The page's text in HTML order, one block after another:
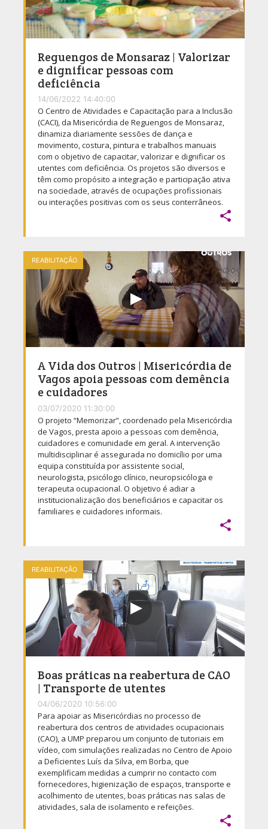
Reguengos de Monsaraz | Valorizar
e dignificar pessoas com
deficiência
14/06/2022 14:40:00
O Centro de Atividades e Capacitação para a Inclusão
(CACI), da Misericórdia de Reguengos de Monsaraz,
dinamiza diariamente sessões de dança e
movimento, costura, pintura e trabalhos manuais
com o objetivo de capacitar, valorizar e dignificar os
utentes com deficiência. Os projetos são diversos e
têm como propósito a integração e participação ativa
na sociedade, através de ocupações profissionais
ou interações positivas com os seus conterrâneos.

REABILITAÇÃO
A Vida dos Outros | Misericórdia de
Vagos apoia pessoas com demência
e cuidadores
03/07/2020 11:30:00
O projeto “Memorizar”, coordenado pela Misericórdia
de Vagos, presta apoio a pessoas com demência,
cuidadores e comunidade em geral. A intervenção
multidisciplinar é assegurada no domicílio por uma
equipa constituída por assistente social,
neurologista, psicólogo clínico, neuropsicóloga e
terapeuta ocupacional. O objetivo é adiar a
institucionalização dos beneficiários e capacitar os
familiares e cuidadores informais.

REABILITAÇÃO
Boas práticas na reabertura de CAO
| Transporte de utentes
04/06/2020 10:56:00
Para apoiar as Misericórdias no processo de
reabertura dos centros de atividades ocupacionais
(CAO), a UMP preparou um conjunto de tutoriais em
vídeo, com simulações realizadas no Centro de Apoio
a Deficientes Luís da Silva, em Borba, que
exemplificam medidas a cumprir no contacto com
fornecedores, higienização de espaços, transporte e
acolhimento de utentes, boas práticas nas salas de
atividades, sala de isolamento e refeições.
